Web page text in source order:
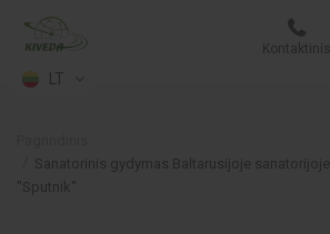
LT
Kontaktinis
Sanatorinis gydymas Baltarusijoje sanatorijoje
"Sputnik"